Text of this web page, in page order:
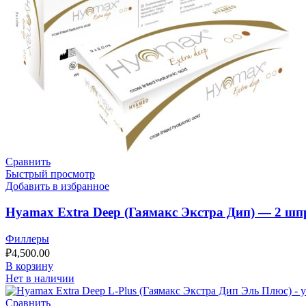
Сравнить
Быстрый просмотр
Добавить в избранное
Hyamax Extra Deep (Гаямакс Экстра Дип) — 2
Филлеры
₽4,500.00
В корзину
Нет в наличии
Сравнить